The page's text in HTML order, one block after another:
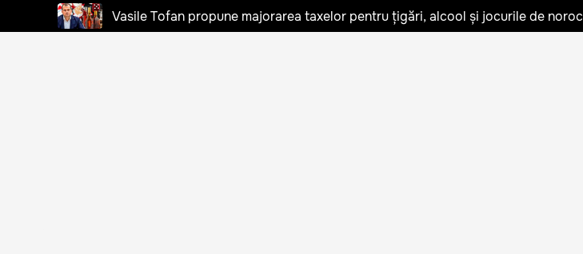
Vasile Tofan propune majorarea taxelor pentru țigări, alcool și jocurile de noroc